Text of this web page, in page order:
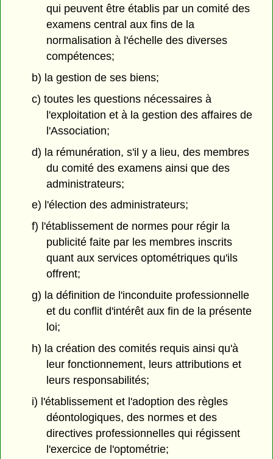
qui peuvent être établis par un comité des
examens central aux fins de la
normalisation à l'échelle des diverses
compétences;
b) la gestion de ses biens;
c) toutes les questions nécessaires à
l'exploitation et à la gestion des affaires de
l'Association;
d) la rémunération, s'il y a lieu, des membres
du comité des examens ainsi que des
administrateurs;
e) l'élection des administrateurs;
f) l'établissement de normes pour régir la
publicité faite par les membres inscrits
quant aux services optométriques qu'ils
offrent;
g) la définition de l'inconduite professionnelle
et du conflit d'intérêt aux fin de la présente
loi;
h) la création des comités requis ainsi qu'à
leur fonctionnement, leurs attributions et
leurs responsabilités;
i) l'établissement et l'adoption des règles
déontologiques, des normes et des
directives professionnelles qui régissent
l'exercice de l'optométrie;